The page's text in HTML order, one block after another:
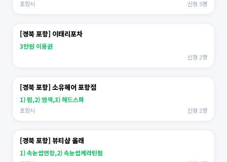
포항시 신청 5명
[경북 포항] 이태리포차
3만원 이용권
신청 2명
[경북 포항] 소유헤어 포항점
1) 펌,2) 염색,3) 헤드스파
포항시 신청 2명
[경북 포항] 뷰티샵 올래
1) 속눈썹연장,2) 속눈썹케라틴펌